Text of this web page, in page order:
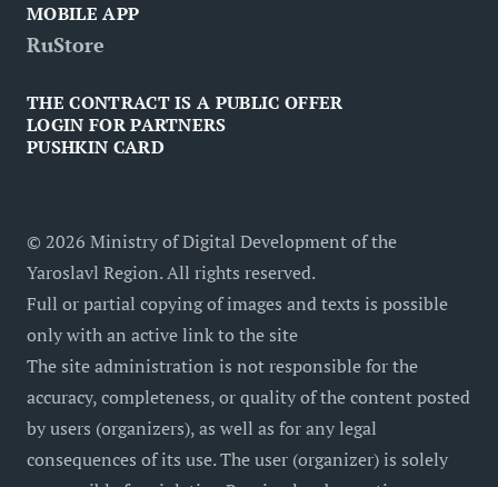
MOBILE APP
RuStore
THE CONTRACT IS A PUBLIC OFFER
LOGIN FOR PARTNERS
PUSHKIN CARD
© 2026 Ministry of Digital Development of the
Yaroslavl Region. All rights reserved.
Full or partial copying of images and texts is possible
only with an active link to the site
The site administration is not responsible for the
accuracy, completeness, or quality of the content posted
by users (organizers), as well as for any legal
consequences of its use. The user (organizer) is solely